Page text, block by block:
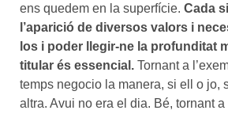
ens quedem en la superfície. Cada
l’aparició de diversos valors i
los i poder llegir-ne la profunditat
titular és essencial. Tornant a
temps negocio la manera, si ell o jo,
altra. Avui no era el dia. Bé, tornant